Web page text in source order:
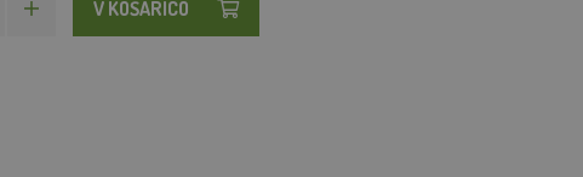
V KOŠARICO